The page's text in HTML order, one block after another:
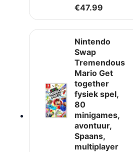
€47.99
Nintendo
Swap
Tremendous
Mario Get
together
fysiek spel,
80
minigames,
avontuur,
Spaans,
multiplayer